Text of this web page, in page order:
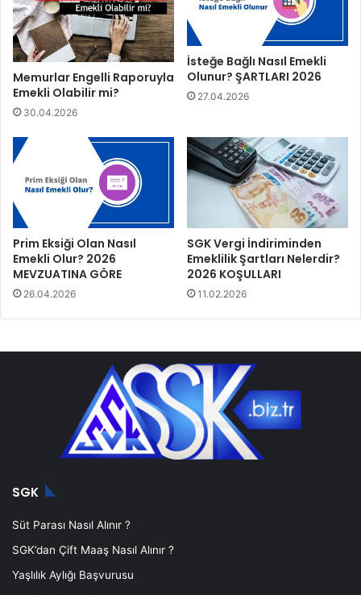
Memurlar Engelli Raporuyla
Emekli Olabilir mi?
30.04.2026
İsteğe Bağlı Nasıl Emekli
Olunur? ŞARTLARI 2026
27.04.2026
Prim Eksiği Olan Nasıl
Emekli Olur? 2026
MEVZUATINA GÖRE
26.04.2026
SGK Vergi İndiriminden
Emeklilik Şartları Nelerdir?
2026 KOŞULLARI
11.02.2026
SGK
Süt Parası Nasıl Alınır ?
SGK’dan Çift Maaş Nasıl Alınır ?
Yaşlılık Aylığı Başvurusu